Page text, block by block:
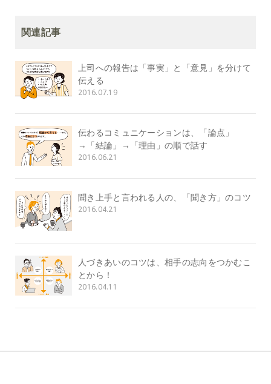
関連記事
上司への報告は「事実」と「意見」を分けて
伝える
2016.07.19
伝わるコミュニケーションは、「論点」
→「結論」→「理由」の順で話す
2016.06.21
聞き上手と言われる人の、「聞き方」のコツ
2016.04.21
人づきあいのコツは、相手の志向をつかむこ
とから！
2016.04.11